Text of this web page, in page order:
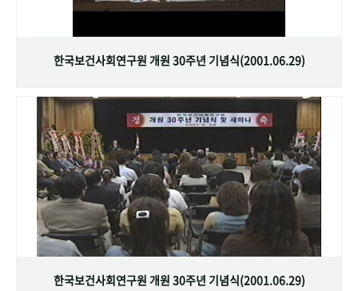
한국보건사회연구원 개원 30주년 기념식(2001.06.29)
한국보건사회연구원 개원 30주년 기념식(2001.06.29)